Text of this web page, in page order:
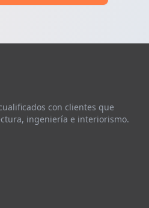
con clientes que
ingeniería e interiorismo.